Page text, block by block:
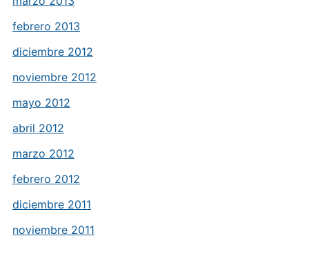
febrero 2013
diciembre 2012
noviembre 2012
mayo 2012
abril 2012
marzo 2012
febrero 2012
diciembre 2011
noviembre 2011